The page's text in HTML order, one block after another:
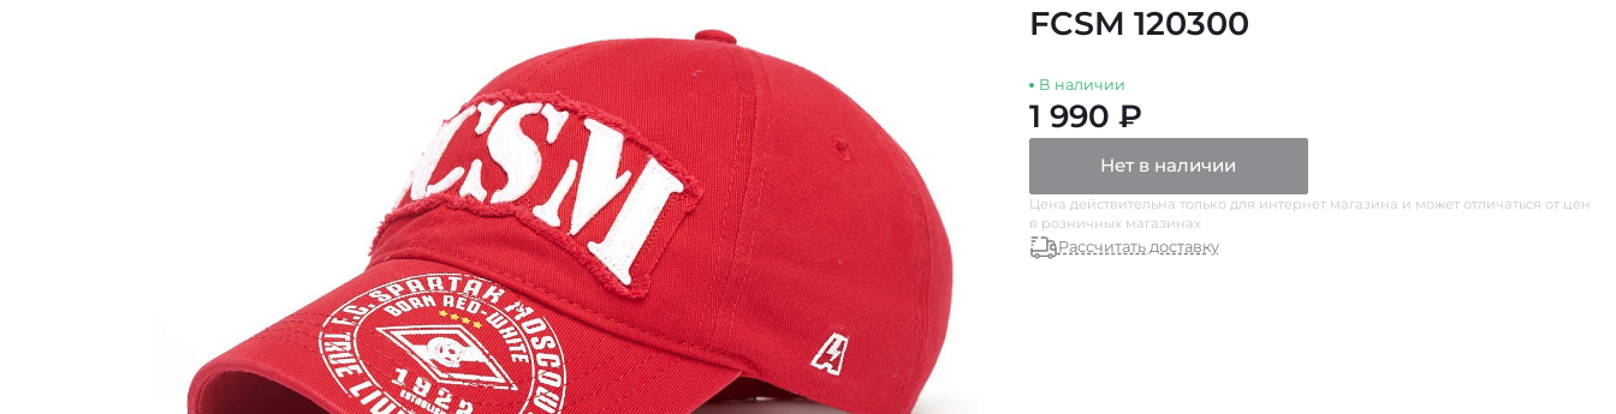
FCSM 120300
В наличии
1 990 ₽
Нет в наличии
Цена действительна только для интернет магазина и может отличаться от цен
в розничных магазинах
Рассчитать доставку